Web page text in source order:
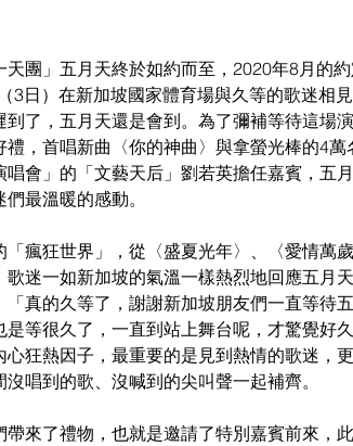
團」五月天終於如約而至，2020年8月的
3日）在新加坡國家體育場與久等的歌迷相
了，五月天還是會到。為了彌補等待這場
，首唱新曲〈你的神曲〉與拿螢光棒的4萬
會」的「文藝天后」劉若英擔任嘉賓，五
最溫暖的感動。
瘋狂世界」，從〈盛夏光年〉、〈愛情萬
迷一如新加坡的氣溫一樣熱烈地回應五月
真的久等了，謝謝新加坡朋友們一直等待
等很久了，一直到站上舞台呢，才驚覺好
狂熱因子，最重要的是見到熱情的歌迷，
唱到的歌、沒喊到的尖叫聲一起補齊。
來了禮物，也就是邀請了特別嘉賓前來，